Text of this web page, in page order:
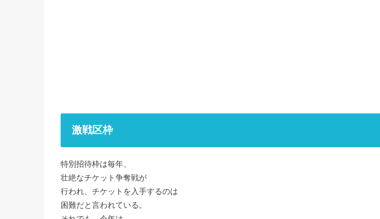
激戦区枠
特別招待枠は毎年、
壮絶なチケット争奪戦が
行われ、チケットを入手するのは
困難だと言われている。